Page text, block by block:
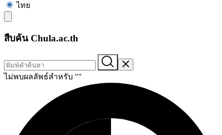
ไทย
สืบค้น Chula.ac.th
ไม่พบผลลัพธ์สำหรับ ""